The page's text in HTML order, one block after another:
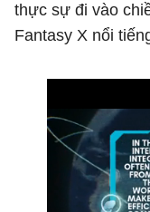
thực sự đi vào
Fantasy X nổi